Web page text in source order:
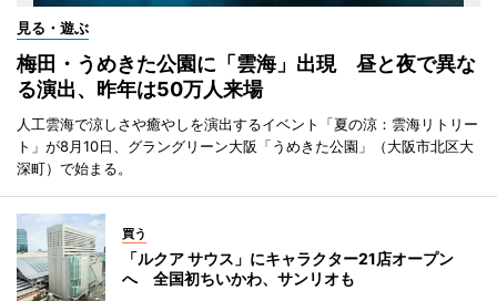
見る・遊ぶ
梅田・うめきた公園に「雲海」出現 昼と夜で異な
る演出、昨年は50万人来場
人工雲海で涼しさや癒やしを演出するイベント「夏の涼：雲海リトリー
ト」が8月10日、グラングリーン大阪「うめきた公園」（大阪市北区大
深町）で始まる。
買う
「ルクア サウス」にキャラクター21店オープン
へ 全国初ちいかわ、サンリオも